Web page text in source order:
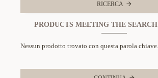
RICERCA
PRODUCTS MEETING THE
Nessun prodotto trovato con questa parola chiave.